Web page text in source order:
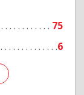
75
6